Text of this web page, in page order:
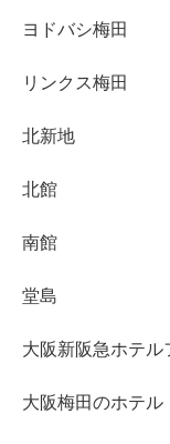
ヨドバシ梅田
リンクス梅田
北新地
北館
南館
堂島
大阪新阪急ホテル
大阪梅田のホテル